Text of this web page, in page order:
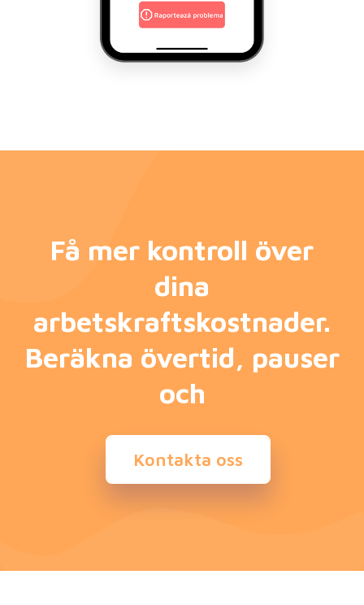
Få mer kontroll över
dina
arbetskraftskostnader.
Beräkna övertid, pauser
och
Kontakta oss